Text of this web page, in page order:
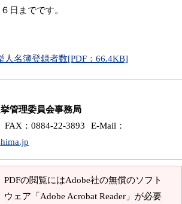
日までです。
人名簿登録者数[PDF：66.4KB]
管理委員会事務局
FAX ：0884-22-3893 E-Mail ：
PDFの閲覧にはAdobe社の無償のソフト
ウェア「Adobe Acrobat Reader」が必要